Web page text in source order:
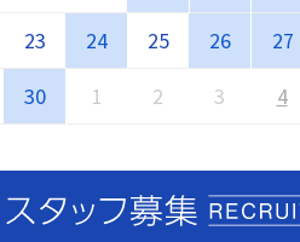
23 24 25 26 27
30 1 2 3 4